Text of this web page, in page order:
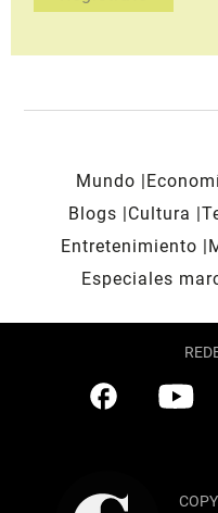
Mundo
Blogs
Cultura
Entretenimiento
Especiales